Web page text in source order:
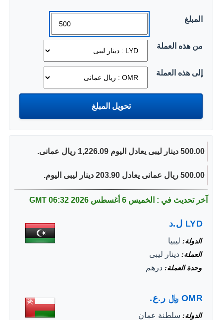
المبلغ
من هذه العملة
إلى هذه العملة
500.00 دينار ليبى يعادل اليوم 1,226.09 ريال عمانى.
500.00 ريال عمانى يعادل 203.90 دينار ليبى اليوم.
آخر تحديث في : الخميس 6 أغسطس 2026 06:32 GMT
LYD ل.د
الدولة ليبيا
العملة دينار ليبى
وحدة العملة درهم
OMR ﷼ ر.ع.
الدولة سلطنة عمان